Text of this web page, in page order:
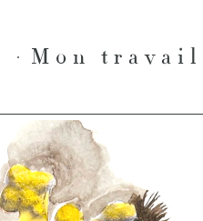
Mon travail